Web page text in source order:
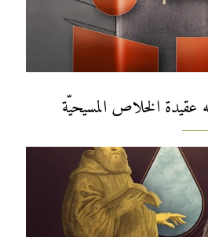
عقيدة الخلاص المسيحيّة